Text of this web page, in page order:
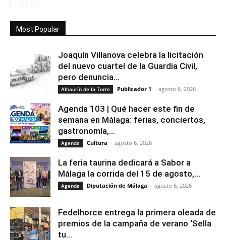
Most Popular
Joaquín Villanova celebra la licitación
del nuevo cuartel de la Guardia Civil,
pero denuncia...
Alhaurín de la Torre Publicador 1 - agosto 6, 2026
Agenda 103 | Qué hacer este fin de
semana en Málaga: ferias, conciertos,
gastronomía,...
Agenda Cultura - agosto 6, 2026
La feria taurina dedicará a Sabor a
Málaga la corrida del 15 de agosto,...
Agenda Diputación de Málaga - agosto 6, 2026
Fedelhorce entrega la primera oleada de
premios de la campaña de verano ‘Sella
tu...